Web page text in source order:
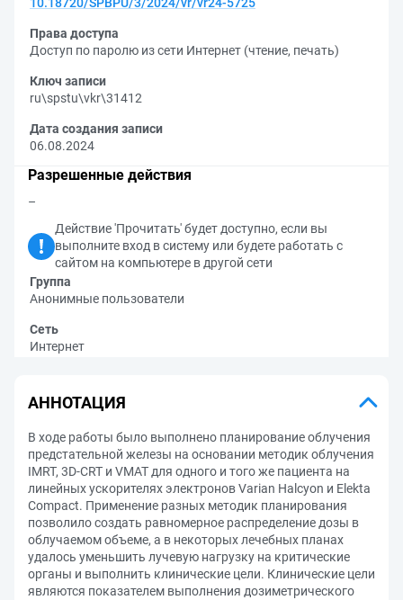
Права доступа
Доступ по паролю из сети Интернет (чтение, печать)
Ключ записи
ru\spstu\vkr\31412
Дата создания записи
06.08.2024
Разрешенные действия
–
Действие 'Прочитать' будет доступно, если вы
выполните вход в систему или будете работать с
сайтом на компьютере в другой сети
Группа
Анонимные пользователи
Сеть
Интернет
АННОТАЦИЯ
В ходе работы было выполнено планирование облучения
предстательной железы на основании методик облучения
IMRT, 3D-CRT и VMAT для одного и того же пациента на
линейных ускорителях электронов Varian Halcyon и Elekta
Compact. Применение разных методик планирования
позволило создать равномерное распределение дозы в
облучаемом объеме, а в некоторых лечебных планах
удалось уменьшить лучевую нагрузку на критические
органы и выполнить клинические цели. Клинические цели
являются показателем выполнения дозиметрического